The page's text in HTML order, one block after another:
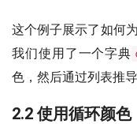
这个例子展示了如何
我们使用了一个字典
色，然后通过列表推
2.2 使用循环颜色